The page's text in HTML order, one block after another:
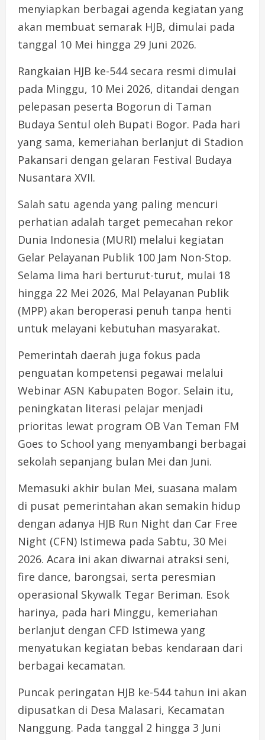
menyiapkan berbagai agenda kegiatan yang
akan membuat semarak HJB, dimulai pada
tanggal 10 Mei hingga 29 Juni 2026.
Rangkaian HJB ke-544 secara resmi dimulai
pada Minggu, 10 Mei 2026, ditandai dengan
pelepasan peserta Bogorun di Taman
Budaya Sentul oleh Bupati Bogor. Pada hari
yang sama, kemeriahan berlanjut di Stadion
Pakansari dengan gelaran Festival Budaya
Nusantara XVII.
Salah satu agenda yang paling mencuri
perhatian adalah target pemecahan rekor
Dunia Indonesia (MURI) melalui kegiatan
Gelar Pelayanan Publik 100 Jam Non-Stop.
Selama lima hari berturut-turut, mulai 18
hingga 22 Mei 2026, Mal Pelayanan Publik
(MPP) akan beroperasi penuh tanpa henti
untuk melayani kebutuhan masyarakat.
Pemerintah daerah juga fokus pada
penguatan kompetensi pegawai melalui
Webinar ASN Kabupaten Bogor. Selain itu,
peningkatan literasi pelajar menjadi
prioritas lewat program OB Van Teman FM
Goes to School yang menyambangi berbagai
sekolah sepanjang bulan Mei dan Juni.
Memasuki akhir bulan Mei, suasana malam
di pusat pemerintahan akan semakin hidup
dengan adanya HJB Run Night dan Car Free
Night (CFN) Istimewa pada Sabtu, 30 Mei
2026. Acara ini akan diwarnai atraksi seni,
fire dance, barongsai, serta peresmian
operasional Skywalk Tegar Beriman. Esok
harinya, pada hari Minggu, kemeriahan
berlanjut dengan CFD Istimewa yang
menyatukan kegiatan bebas kendaraan dari
berbagai kecamatan.
Puncak peringatan HJB ke-544 tahun ini akan
dipusatkan di Desa Malasari, Kecamatan
Nanggung. Pada tanggal 2 hingga 3 Juni